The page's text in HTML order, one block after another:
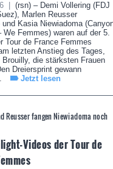
|
(rsn) – Demi Vollering (FDJ
Marlen Reusser
Kasia Niewiadoma
We Femmes) waren auf der 5.
Tour de France Femmes
letzten Anstieg des Tages,
Brouilly, die stärksten Frauen
Dreiersprint gewann
Jetzt lesen
Reusser fangen Niewiadoma noch
Videos der Tour de